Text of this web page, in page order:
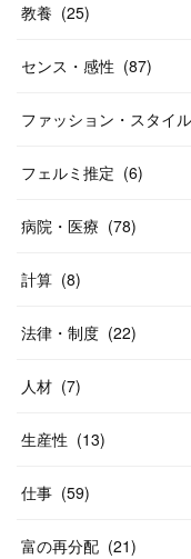
教養 (25)
センス・感性 (87)
ファッション・スタイ
フェルミ推定 (6)
病院・医療 (78)
計算 (8)
法律・制度 (22)
人材 (7)
生産性 (13)
仕事 (59)
富の再分配 (21)